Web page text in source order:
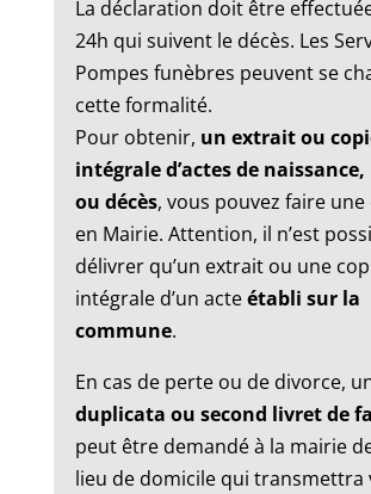
La déclaration doit être
24h qui suivent le décès. Les
Pompes funèbres peuvent se
cette formalité.
Pour obtenir, un extrait ou
intégrale d’actes de
ou décès, vous pouvez faire
en Mairie. Attention, il n’est
délivrer qu’un extrait ou une
intégrale d’un acteétabli sur la
commune.
En cas de perte ou de divorce,
duplicata ou second livret de
peut être demandé à la mairie
lieu de domicile qui transmettra